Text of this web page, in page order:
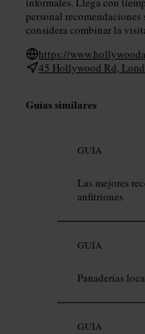
personal
considera combinar la
https://
45 Hollywood Rd,
Guías similares
GUÍA
Las mejores
anfitriones
GUÍA
Panaderías
GUÍA